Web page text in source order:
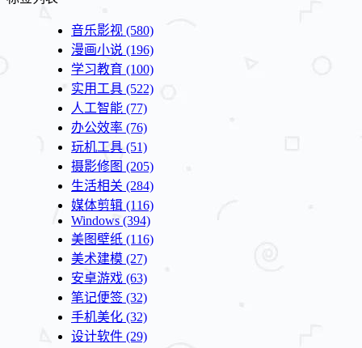
音乐影视 (580)
漫画小说 (196)
学习教育 (100)
实用工具 (522)
人工智能 (77)
办公效率 (76)
玩机工具 (51)
摄影修图 (205)
生活相关 (284)
媒体剪辑 (116)
Windows (394)
美图壁纸 (116)
美术建模 (27)
安卓游戏 (63)
笔记便签 (32)
手机美化 (32)
设计软件 (29)